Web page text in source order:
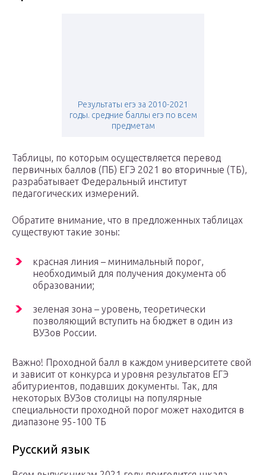
Результаты егэ за 2010-2021
годы. средние баллы егэ по всем
предметам
Таблицы, по которым осуществляется перевод
первичных баллов (ПБ) ЕГЭ 2021 во вторичные (ТБ),
разрабатывает Федеральный институт
педагогических измерений.
Обратите внимание, что в предложенных таблицах
существуют такие зоны:
красная линия – минимальный порог,
необходимый для получения документа об
образовании;
зеленая зона – уровень, теоретически
позволяющий вступить на бюджет в один из
ВУЗов России.
Важно! Проходной балл в каждом университете свой
и зависит от конкурса и уровня результатов ЕГЭ
абитуриентов, подавших документы. Так, для
некоторых ВУЗов столицы на популярные
специальности проходной порог может находится в
диапазоне 95-100 ТБ
Русский язык